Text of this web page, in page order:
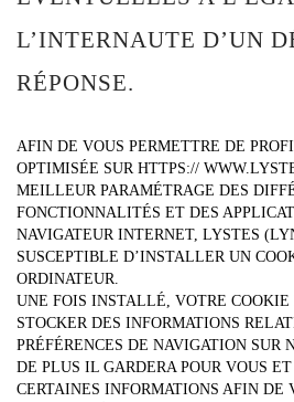
L’INTERNAUTE D’UN
RÉPONSE.
AFIN DE VOUS PERMETTRE DE
OPTIMISÉE SUR HTTPS://
MEILLEUR PARAMÉTRAGE DES
FONCTIONNALITÉS ET DES
NAVIGATEUR INTERNET, LYSTES
SUSCEPTIBLE D’INSTALLER UN
ORDINATEUR.
UNE FOIS INSTALLÉ, VOTRE COOKIE
STOCKER DES INFORMATIONS
PRÉFÉRENCES DE NAVIGATION SUR
DE PLUS IL GARDERA POUR VOUS
CERTAINES INFORMATIONS AFIN DE